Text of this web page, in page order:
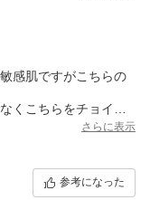
感肌ですがこちらの
くこちらをチョイ
ぐにサラッと変化し
さらに表示
参考になった